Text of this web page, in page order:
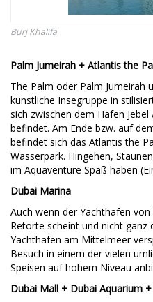
Burj Khalifa
Palm Jumeirah + Atlantis the
The Palm oder Palm Jumeirah
künstliche Insegruppe in
sich zwischen dem Hafen
befindet. Am Ende bzw. auf
befindet sich das Atlantis the
Wasserpark. Hingehen,
im Aquaventure Spaß haben
Dubai Marina
Auch wenn der Yachthafen
Retorte scheint und nicht ganz
Yachthafen am Mittelmeer
Besuch in einem der vielen
Speisen auf hohem Niveau
Dubai Mall + Dubai Aquarium